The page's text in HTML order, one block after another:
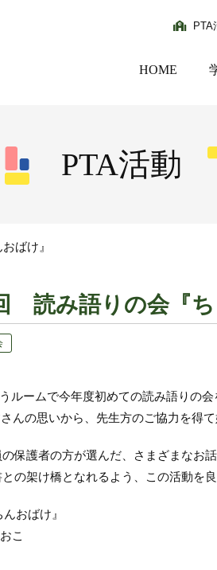
PTA
HOME
PTA活動
ばけ』
読み語りの会『ち
ルームで今年度初めての読み語りの会
んの思いから、先生方のご協力を得
保護者の方が選んだ、さまざまなお
の架け橋となれるよう、この活動を
おばけ』
こ